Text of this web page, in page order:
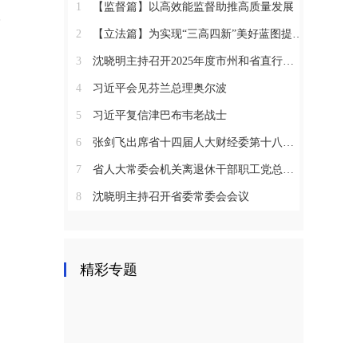
1 【监督篇】以高效能监督助推高质量发展
2 【立法篇】为实现“三高四新”美好蓝图提供坚实法治保障
3 沈晓明主持召开2025年度市州和省直行业系统党（工）委书记抓基层党建工作述职评议会议
4 习近平会见芬兰总理奥尔波
5 习近平复信津巴布韦老战士
6 张剑飞出席省十四届人大财经委第十八次全体会议
7 省人大常委会机关离退休干部职工党总支召开2025年度总结表彰大会
8 沈晓明主持召开省委常委会会议
精彩专题